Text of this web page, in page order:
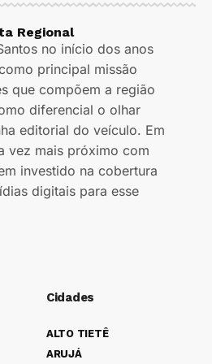
Regional
no início dos anos
principal missão
que compõem a região
diferencial o olhar
editorial do veículo. Em
vez mais próximo com
investido na cobertura
digitais para esse
Cidades
ALTO TIETÊ
ARUJÁ